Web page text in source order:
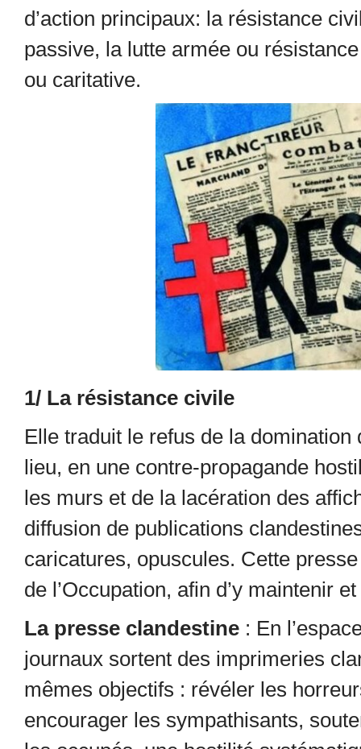
d’action principaux: la résistance
passive, la lutte armée ou
ou caritative.
1/ La résistance civile
Elle traduit le refus de la
lieu, en une contre-propagande
les murs et de la lacération des
diffusion de publications
caricatures, opuscules. Cette
de l’Occupation, afin d’y maintenir
La presse clandestine : En
journaux sortent des imprimeries
mêmes objectifs : révéler les
encourager les sympathisants,